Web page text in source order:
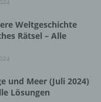
Weltgeschichte
Rätsel – Alle
und Meer (Juli 2024)
Lösungen
gewährleisten,
Daten nicht
werden.
Verarbeitung